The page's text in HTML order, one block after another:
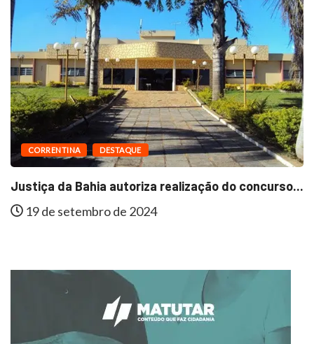
DESTAQUE
autoriza realização do concurso...
de 2024
DESTAQUE
Em São Félix